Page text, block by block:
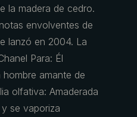
la madera de cedro.
envolventes de
lanzó en 2004. La
Para: Él
amante de
olfativa: Amaderada
se vaporiza